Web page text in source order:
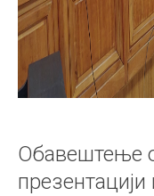
Обавештење